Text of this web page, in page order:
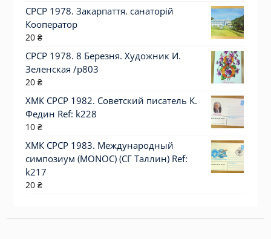
СРСР 1978. Закарпаття. санаторій
Кооператор
20 ₴
СРСР 1978. 8 Березня. Художник И.
Зеленская /р803
20 ₴
ХМК СРСР 1982. Советский писатель К.
Федин Ref: k228
10 ₴
ХМК СРСР 1983. Международный
симпозиум (MONOC) (СГ Таллин) Ref:
k217
20 ₴